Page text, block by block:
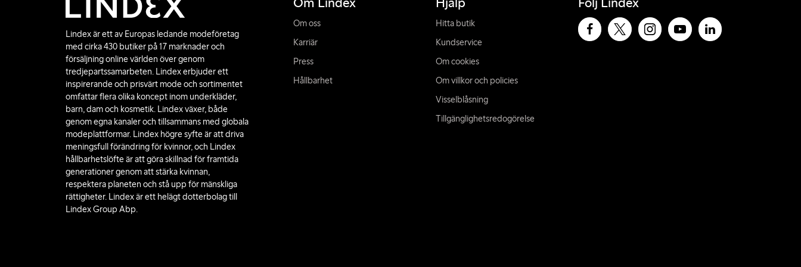
Lindex är ett av Europas ledande modeföretag
med cirka 430 butiker på 17 marknader och
försäljning online världen över genom
tredjepartssamarbeten. Lindex erbjuder ett
inspirerande och prisvärt mode och sortimentet
omfattar flera olika koncept inom underkläder,
barn, dam och kosmetik. Lindex växer, både
genom egna kanaler och tillsammans med globala
modeplattformar. Lindex högre syfte är att driva
meningsfull förändring för kvinnor, och Lindex
hållbarhetslöfte är att göra skillnad för framtida
generationer genom att stärka kvinnan,
respektera planeten och stå upp för mänskliga
rättigheter. Lindex är ett helägt dotterbolag till
Lindex Group Abp.
Om oss
Karriär
Press
Hållbarhet
Hitta butik
Kundservice
Om cookies
Om villkor och policies
Visselblåsning
Tillgänglighetsredogörelse